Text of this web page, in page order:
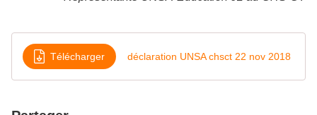
Télécharger déclaration UNSA chsct 22 nov 2018